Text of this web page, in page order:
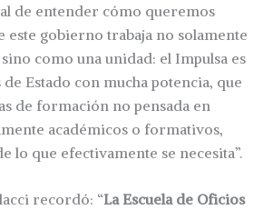
de entender cómo queremos
este gobierno trabaja no solamente
como una unidad: el Impulsa es
Estado con mucha potencia, que
de formación no pensada en
académicos o formativos,
lo que efectivamente se necesita”.
recordó: “La Escuela de Oficios